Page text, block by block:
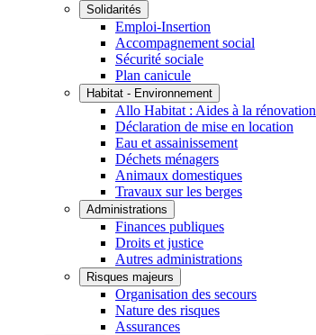
Solidarités
Emploi-Insertion
Accompagnement social
Sécurité sociale
Plan canicule
Habitat - Environnement
Allo Habitat : Aides à la rénovation
Déclaration de mise en location
Eau et assainissement
Déchets ménagers
Animaux domestiques
Travaux sur les berges
Administrations
Finances publiques
Droits et justice
Autres administrations
Risques majeurs
Organisation des secours
Nature des risques
Assurances